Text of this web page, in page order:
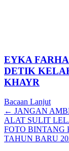
EYKA
DETIK
KHAYR
Bacaan Lanjut
Posts
navigation
← JANGAN
ALAT SULIT
FOTO BINTANG
TAHUN BARU